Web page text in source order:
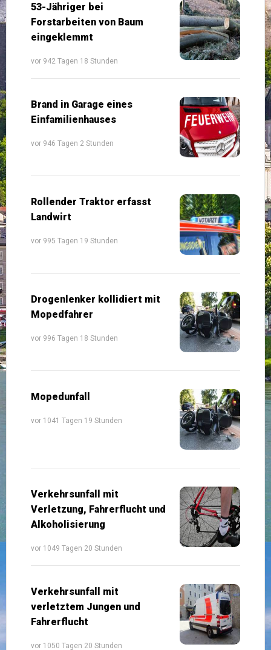
53-Jähriger bei
Forstarbeiten von Baum
eingeklemmt
vor 942 Tagen 18 Stunden
Brand in Garage eines
Einfamilienhauses
vor 946 Tagen 2 Stunden
Rollender Traktor erfasst
Landwirt
vor 995 Tagen 19 Stunden
Drogenlenker kollidiert mit
Mopedfahrer
vor 996 Tagen 18 Stunden
Mopedunfall
vor 1041 Tagen 19 Stunden
Verkehrsunfall mit
Verletzung, Fahrerflucht und
Alkoholisierung
vor 1049 Tagen 20 Stunden
Verkehrsunfall mit
verletztem Jungen und
Fahrerflucht
vor 1050 Tagen 20 Stunden